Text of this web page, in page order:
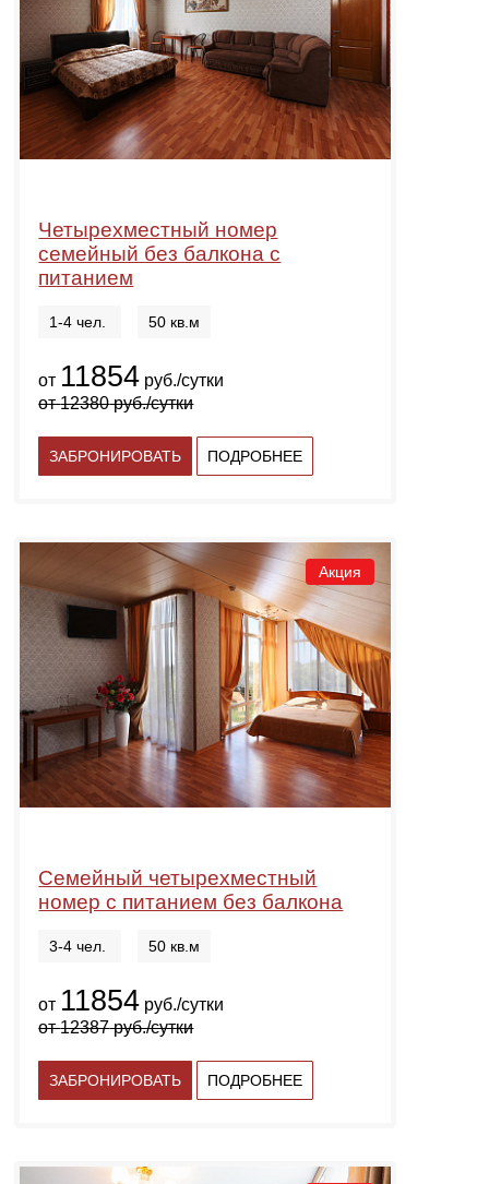
Четырехместный номер
семейный без балкона с
питанием
1-4 чел. 50 кв.м
от 11854 руб./сутки
от12380руб./сутки
ЗАБРОНИРОВАТЬ ПОДРОБНЕЕ
Акция
Семейный четырехместный
номер с питанием без балкона
3-4 чел. 50 кв.м
от 11854 руб./сутки
от12387руб./сутки
ЗАБРОНИРОВАТЬ ПОДРОБНЕЕ